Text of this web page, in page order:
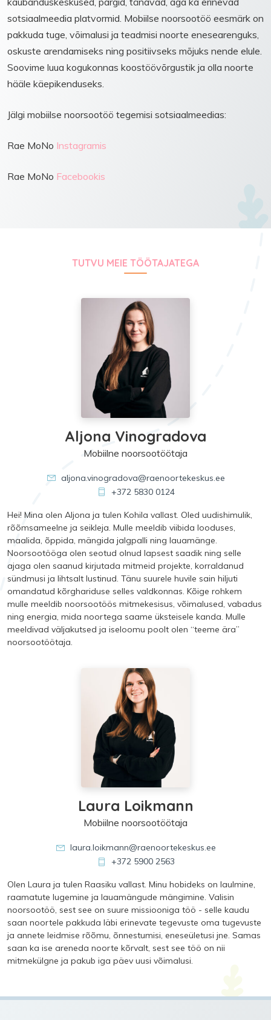
sotsiaalmeedia platvormid. Mobiilse noorsootöö eesmärk on
pakkuda tuge, võimalusi ja teadmisi noorte enesearenguks,
oskuste arendamiseks ning positiivseks mõjuks nende elule.
Soovime luua kogukonnas koostöövõrgustik ja olla noorte
hääle käepikenduseks.
Jälgi mobiilse noorsootöö tegemisi sotsiaalmeedias:
Rae MoNo Instagramis
Rae MoNo Facebookis
TUTVU MEIE TÖÖTAJATEGA
Aljona Vinogradova
Mobiilne noorsootöötaja
aljona.vinogradova@raenoortekeskus.ee
+372 5830 0124
Hei! Mina olen Aljona ja tulen Kohila vallast. Oled uudishimulik,
rõõmsameelne ja seikleja. Mulle meeldib viibida looduses,
maalida, õppida, mängida jalgpalli ning lauamänge.
Noorsootööga olen seotud olnud lapsest saadik ning selle
ajaga olen saanud kirjutada mitmeid projekte, korraldanud
sündmusi ja lihtsalt lustinud. Tänu suurele huvile sain hiljuti
omandatud kõrghariduse selles valdkonnas. Kõige rohkem
mulle meeldib noorsootöös mitmekesisus, võimalused, vabadus
ning energia, mida noortega saame üksteisele kanda. Mulle
meeldivad väljakutsed ja iseloomu poolt olen “teeme ära”
noorsootöötaja.
Laura Loikmann
Mobiilne noorsootöötaja
laura.loikmann@raenoortekeskus.ee
+372 5900 2563
Olen Laura ja tulen Raasiku vallast. Minu hobideks on laulmine,
raamatute lugemine ja lauamängude mängimine. Valisin
noorsootöö, sest see on suure missiooniga töö - selle kaudu
saan noortele pakkuda läbi erinevate tegevuste oma tugevuste
ja annete leidmise rõõmu, õnnestumisi, eneseületusi jne. Samas
saan ka ise areneda noorte kõrvalt, sest see töö on nii
mitmekülgne ja pakub iga päev uusi võimalusi.